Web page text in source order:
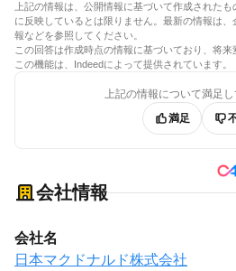
上記の情報は、公開情報に基づいて作成された
に反映しているとは限りません。最新の情報は
報などを参照してください。
この回答は作成時点の情報に基づいており、将来
この機能は、Indeedによって提供されています。
上記の情報について満足し
満足
会社情報
会社名
日本マクドナルド株式会社